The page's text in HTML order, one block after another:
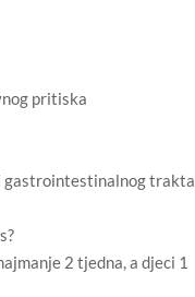
pritiska
gastrointestinalnog trakta
2 tjedna, a djeci 1